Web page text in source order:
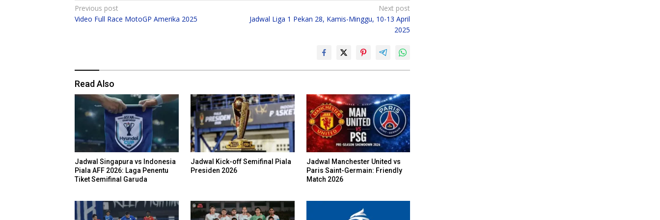
Post
navigation
Previous post
Video Full Race MotoGP Amerika 2025
Next post
Jadwal Liga 1 Pekan 28, Kamis-Minggu, 10-13 April
2025
Read Also
Jadwal Singapura vs Indonesia
Piala AFF 2026: Laga Penentu
Tiket Semifinal Garuda
Jadwal Kick-off Semifinal Piala
Presiden 2026
Jadwal Manchester United vs
Paris Saint-Germain: Friendly
Match 2026